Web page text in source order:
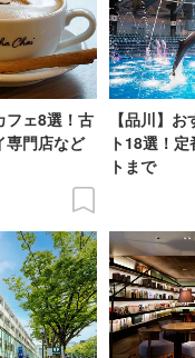
フェ8選！古
専門店など
【品川】
ト18選！
トまで